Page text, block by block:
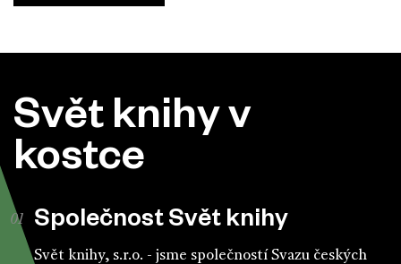
Svět knihy v
kostce
Společnost Svět knihy
Svět knihy, s.r.o. - jsme společností Svazu českých